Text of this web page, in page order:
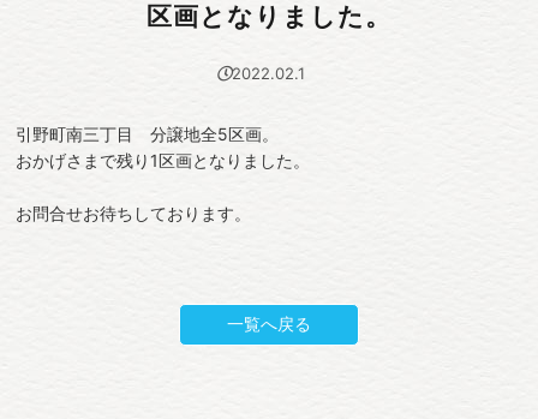
区画となりました。
2022.02.1
引野町南三丁目 分譲地全5区画。
おかげさまで残り1区画となりました。
お問合せお待ちしております。
一覧へ戻る